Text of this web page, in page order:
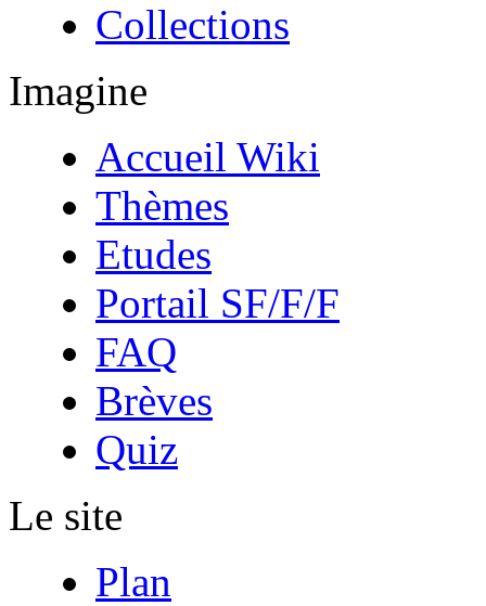
Collections
Imagine
Accueil Wiki
Thèmes
Etudes
Portail SF/F/F
FAQ
Brèves
Quiz
Le site
Plan